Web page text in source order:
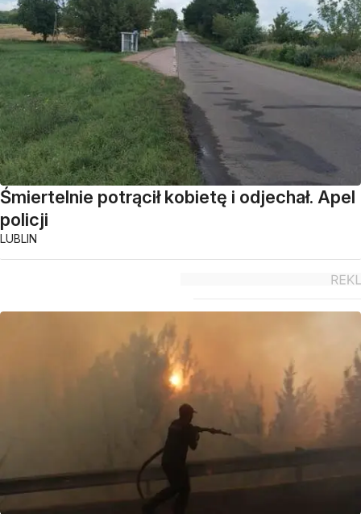
Śmiertelnie potrącił kobietę i odjechał. Apel
policji
LUBLIN